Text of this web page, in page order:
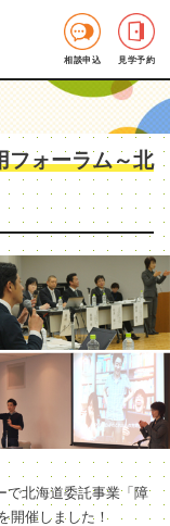
相談申込 見学予約
フォーラム～北
で北海道委託事業「障
開催しました！